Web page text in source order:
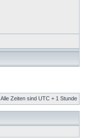
Alle Zeiten sind UTC + 1 Stunde